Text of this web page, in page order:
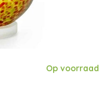
Op voorraad